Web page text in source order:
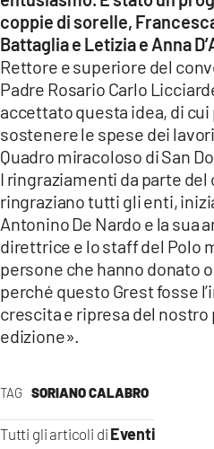
TAG SORIANO CALABRO
Tutti gli articoli di Eventi
coppie di sorelle,
Battaglia e Letizia e Anna
Rettore e superiore del
Padre Rosario Carlo
accettato questa idea, di
sostenere le spese dei
Quadro miracoloso di San
I ringraziamenti da parte
ringraziano tutti gli enti,
Antonino De Nardo e la sua
direttrice e lo staff del Polo
persone che hanno donato
perché questo Grest fosse
crescita e ripresa del
edizione».